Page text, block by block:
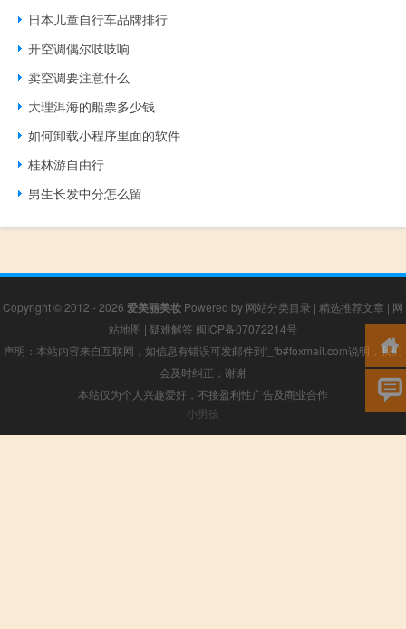
日本儿童自行车品牌排行
开空调偶尔吱吱响
卖空调要注意什么
大理洱海的船票多少钱
如何卸载小程序里面的软件
桂林游自由行
男生长发中分怎么留
Copyright © 2012 - 2026 爱美丽美妆 Powered by 网站分类目录 | 精选推荐文章 | 网
站地图 | 疑难解答 闽ICP备07072214号
声明：本站内容来自互联网，如信息有错误可发邮件到f_fb#foxmail.com说明，我们
会及时纠正，谢谢
本站仅为个人兴趣爱好，不接盈利性广告及商业合作
小男孩